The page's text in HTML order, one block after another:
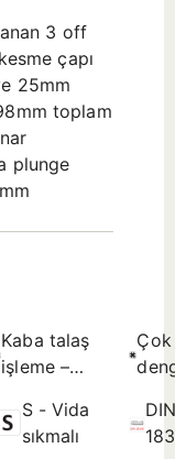
3 off
çapı
25mm
toplam
plunge
Kaba talaş
işleme –
yüzey
pürüzlülüğü
Çok
S - Vida
sıkmalı